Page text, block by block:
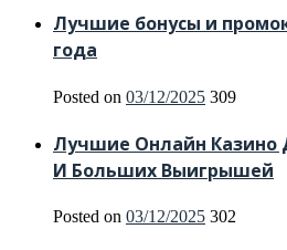
Лучшие бонусы и
года
Posted on 03/12/2025 309
Лучшие Онлайн Казино
И Больших Выигрышей
Posted on 03/12/2025 302